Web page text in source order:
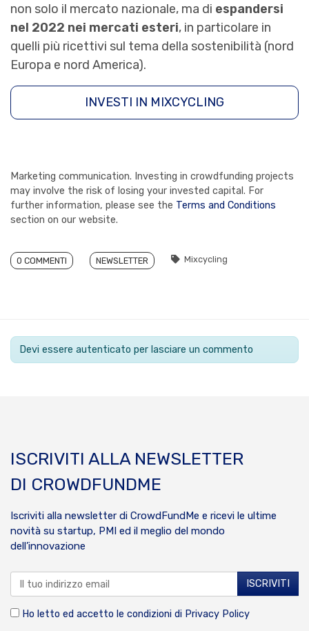
non solo il mercato nazionale, ma di espandersi
nel 2022 nei mercati esteri, in particolare in
quelli più ricettivi sul tema della sostenibilità (nord
Europa e nord America).
INVESTI IN MIXCYCLING
Marketing communication. Investing in crowdfunding projects
may involve the risk of losing your invested capital. For
further information, please see the Terms and Conditions
section on our website.
0 COMMENTI NEWSLETTER Mixcycling
Devi essere autenticato per lasciare un commento
ISCRIVITI ALLA NEWSLETTER
DI CROWDFUNDME
Iscriviti alla newsletter di CrowdFundMe e ricevi le ultime
novità su startup, PMI ed il meglio del mondo
dell’innovazione
Ho letto ed accetto le condizioni di Privacy Policy